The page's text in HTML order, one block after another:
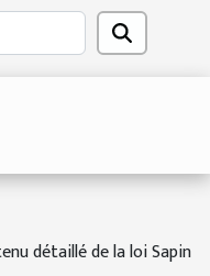
détaillé de la loi Sapin